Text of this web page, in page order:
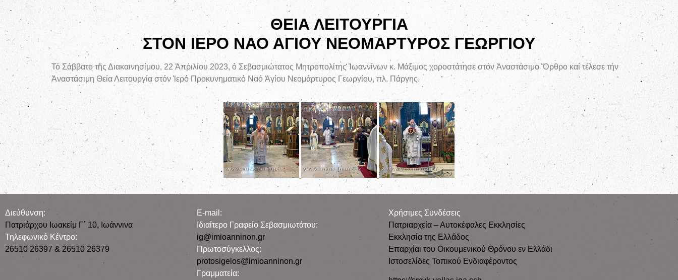
ΘΕΙΑ ΛΕΙΤΟΥΡΓΙΑ
ΣΤΟΝ ΙΕΡΟ ΝΑΟ ΑΓΙΟΥ ΝΕΟΜΑΡΤΥΡΟΣ ΓΕΩΡΓΙΟΥ
Τό Σάββατο τῆς Διακαινησίμου, 22 Ἀπριλίου 2023, ὁ Σεβασμιώτατος Μητροπολίτης Ἰωαννίνων κ. Μάξιμος χοροστάτησε στόν Ἀναστάσιμο Ὄρθρο καί τέλεσε τήν
Ἀναστάσιμη Θεία Λειτουργία στόν Ἱερό Προκυνηματικό Ναό Ἁγίου Νεομάρτυρος Γεωργίου, πλ. Πάργης.
Διεύθυνση:
Πατριάρχου Ιωακείμ Γ΄ 10, Iωάννινα
Τηλεφωνικό Κέντρο:
26510 26397 & 26510 26379
E-mail:
Iδιαίτερο Γραφείο Σεβασμιωτάτου:
ig@imioanninon.gr
Πρωτοσύγκελλος:
protosigelos@imioanninon.gr
Γραμματεία:
Χρήσιμες Συνδέσεις
Πατριαρχεία – Αυτοκέφαλες Εκκλησίες
Εκκλησία της Ελλάδος
Επαρχίαι του Οικουμενικού Θρόνου εν Ελλάδι
Ιστοσελίδες Τοπικού Ενδιαφέροντος